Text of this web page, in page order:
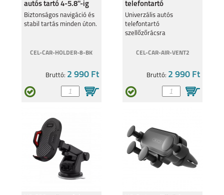
autós tartó 4-5.8''-ig
Biztonságos navigáció és
stabil tartás minden úton.
CEL-CAR-HOLDER-8-BK
Bruttó: 2 990 Ft
telefontartó
szellőzőrácsra
Univerzális autós
telefontartó
szellőzőrácsra
CEL-CAR-AIR-VENT2
Bruttó: 2 990 Ft